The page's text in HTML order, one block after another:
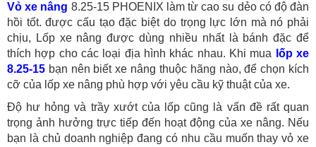
Vỏ xe nâng 8.25-15 PHOENIX làm từ cao su dẻo có độ đàn
hồi tốt. được cấu tạo đặc biệt do trọng lực lớn mà nó phải
chịu, Lốp xe nâng được dùng nhiều nhất là bánh đặc để
thích hợp cho các loại địa hình khác nhau. Khi mua
lốp xe
8.25-15 bạn nên biết xe nâng thuộc hãng nào, để chọn kích
cỡ của lốp xe nâng phù hợp với yêu cầu kỹ thuật của xe.
Độ hư hỏng và trầy xướt của lốp cũng là vấn đề rất quan
trọng ảnh hưởng trực tiếp đến hoạt động của xe nâng. Nếu
bạn là chủ doanh nghiệp đang có nhu cầu muốn thay vỏ xe